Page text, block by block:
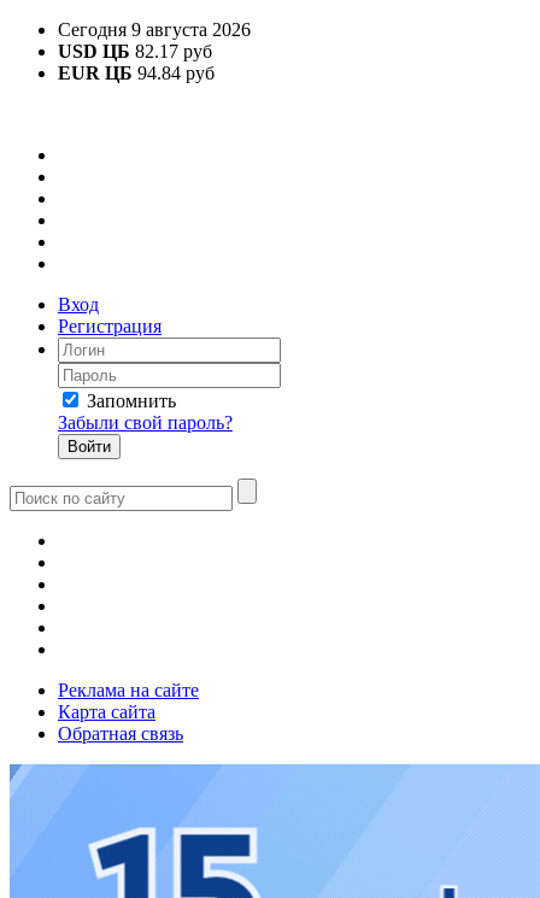
Сегодня 9 августа 2026
USD ЦБ 82.17 руб
EUR ЦБ 94.84 руб
Вход
Регистрация
Запомнить
Забыли свой пароль?
Реклама на сайте
Карта сайта
Обратная связь